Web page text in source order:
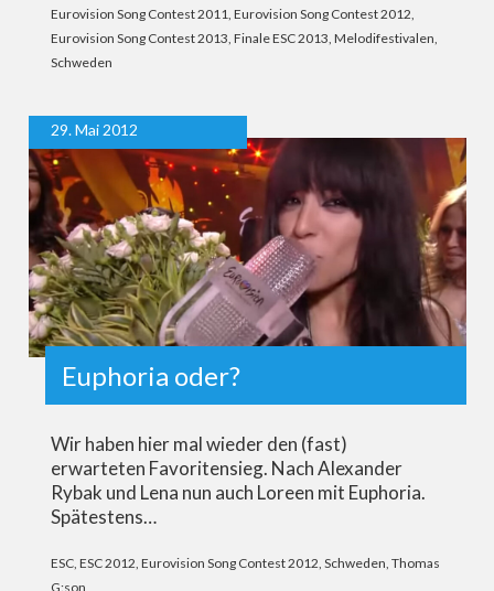
Eurovision Song Contest 2011, Eurovision Song Contest 2012,
Eurovision Song Contest 2013, Finale ESC 2013, Melodifestivalen,
Schweden
29. Mai 2012
Euphoria oder?
Wir haben hier mal wieder den (fast)
erwarteten Favoritensieg. Nach Alexander
Rybak und Lena nun auch Loreen mit Euphoria.
Spätestens…
ESC, ESC 2012 Eurovision Song Contest 2012 Schweden Thomas
G:son